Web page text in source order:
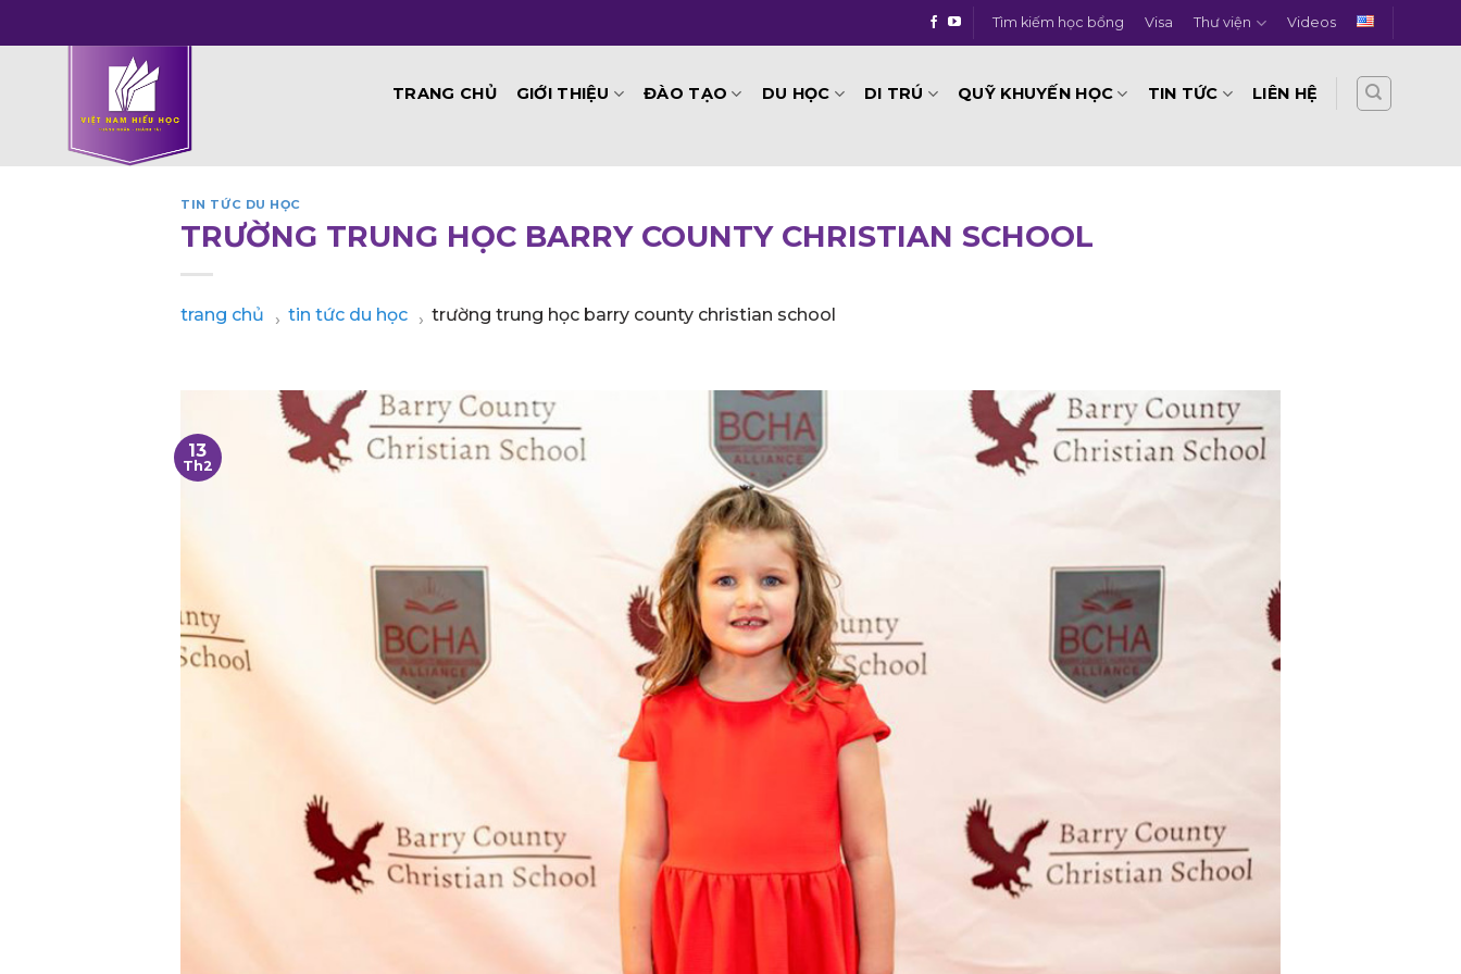
to
Tìm kiếm học bổng Visa Thư viện Videos
TRANG CHỦ GIỚI THIỆU ĐÀO TẠO DU HỌC DI TRÚ QUỸ KHUYẾN HỌC TIN TỨC LIÊN HỆ
TIN TỨC DU HỌC
TRƯỜNG TRUNG HỌC BARRY COUNTY CHRISTIAN SCHOOL
trang chủ › tin tức du học › trường trung học barry county christian school
13
Th2